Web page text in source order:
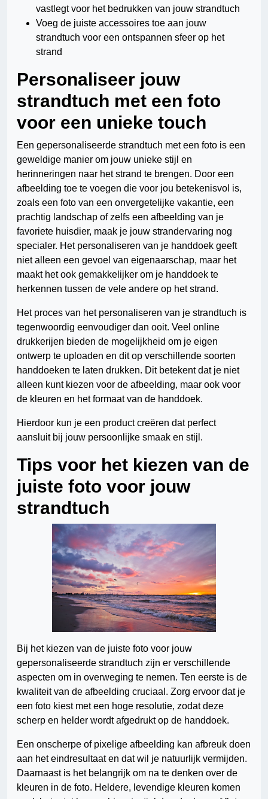
vastlegt voor het bedrukken van jouw strandtuch
Voeg de juiste accessoires toe aan jouw
strandtuch voor een ontspannen sfeer op het
strand
Personaliseer jouw
strandtuch met een foto
voor een unieke touch
Een gepersonaliseerde strandtuch met een foto is een
geweldige manier om jouw unieke stijl en
herinneringen naar het strand te brengen. Door een
afbeelding toe te voegen die voor jou betekenisvol is,
zoals een foto van een onvergetelijke vakantie, een
prachtig landschap of zelfs een afbeelding van je
favoriete huisdier, maak je jouw strandervaring nog
specialer. Het personaliseren van je handdoek geeft
niet alleen een gevoel van eigenaarschap, maar het
maakt het ook gemakkelijker om je handdoek te
herkennen tussen de vele andere op het strand.
Het proces van het personaliseren van je strandtuch is
tegenwoordig eenvoudiger dan ooit. Veel online
drukkerijen bieden de mogelijkheid om je eigen
ontwerp te uploaden en dit op verschillende soorten
handdoeken te laten drukken. Dit betekent dat je niet
alleen kunt kiezen voor de afbeelding, maar ook voor
de kleuren en het formaat van de handdoek.
Hierdoor kun je een product creëren dat perfect
aansluit bij jouw persoonlijke smaak en stijl.
Tips voor het kiezen van de
juiste foto voor jouw
strandtuch
Bij het kiezen van de juiste foto voor jouw
gepersonaliseerde strandtuch zijn er verschillende
aspecten om in overweging te nemen. Ten eerste is de
kwaliteit van de afbeelding cruciaal. Zorg ervoor dat je
een foto kiest met een hoge resolutie, zodat deze
scherp en helder wordt afgedrukt op de handdoek.
Een onscherpe of pixelige afbeelding kan afbreuk doen
aan het eindresultaat en dat wil je natuurlijk vermijden.
Daarnaast is het belangrijk om na te denken over de
kleuren in de foto. Heldere, levendige kleuren komen